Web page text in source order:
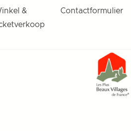
&
Contactformulier